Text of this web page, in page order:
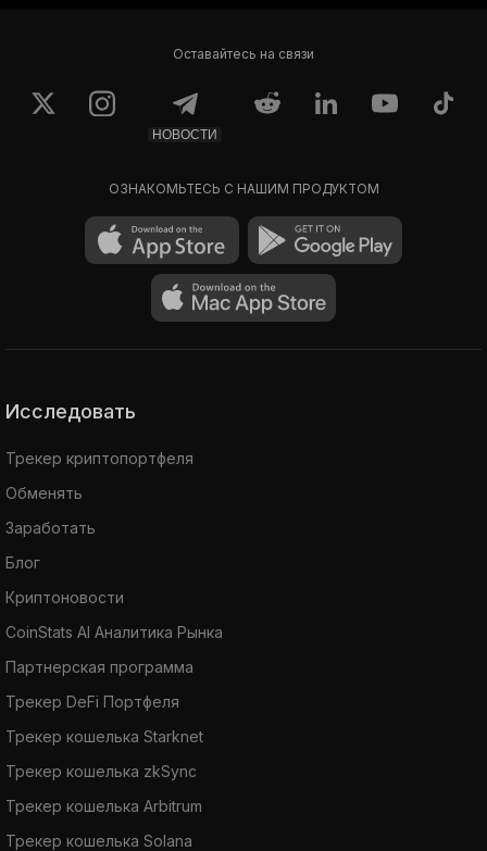
Оставайтесь на связи
НОВОСТИ
ОЗНАКОМЬТЕСЬ С НАШИМ ПРОДУКТОМ
Исследовать
Трекер криптопортфеля
Обменять
Заработать
Блог
Криптоновости
CoinStats AI Аналитика Рынка
Партнерская программа
Трекер DeFi Портфеля
Трекер кошелька Starknet
Трекер кошелька zkSync
Трекер кошелька Arbitrum
Трекер кошелька Solana